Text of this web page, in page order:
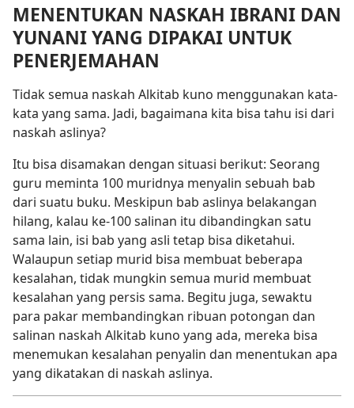
MENENTUKAN NASKAH IBRANI DAN
YUNANI YANG DIPAKAI UNTUK
PENERJEMAHAN
Tidak semua naskah Alkitab kuno menggunakan kata-
kata yang sama. Jadi, bagaimana kita bisa tahu isi dari
naskah aslinya?
Itu bisa disamakan dengan situasi berikut: Seorang
guru meminta 100 muridnya menyalin sebuah bab
dari suatu buku. Meskipun bab aslinya belakangan
hilang, kalau ke-100 salinan itu dibandingkan satu
sama lain, isi bab yang asli tetap bisa diketahui.
Walaupun setiap murid bisa membuat beberapa
kesalahan, tidak mungkin semua murid membuat
kesalahan yang persis sama. Begitu juga, sewaktu
para pakar membandingkan ribuan potongan dan
salinan naskah Alkitab kuno yang ada, mereka bisa
menemukan kesalahan penyalin dan menentukan apa
yang dikatakan di naskah aslinya.